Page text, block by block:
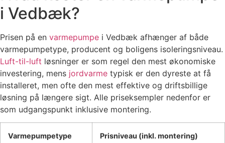
i Vedbæk?
Prisen på en varmepumpe i Vedbæk afhænger af både
varmepumpetype, producent og boligens isoleringsniveau.
Luft-til-luft løsninger er som regel den mest økonomiske
investering, mens jordvarme typisk er den dyreste at få
installeret, men ofte den mest effektive og driftsbillige
løsning på længere sigt. Alle priseksempler nedenfor er
som udgangspunkt inklusive montering.
Varmepumpetype Prisniveau (inkl. montering)